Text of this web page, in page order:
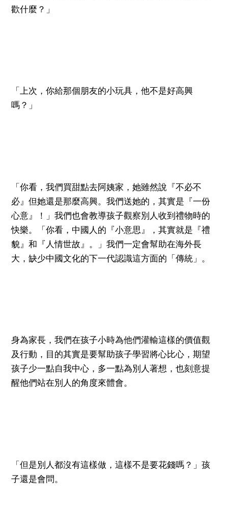
歡什麼？」
「上次，你給那個朋友的小玩具，他不是好高興
嗎？」
「你看，我們買甜點去阿姨家，她雖然說『不必不
必』但她還是那麼高興。我們送她的，其實是『一份
心意』！」我們也會教導孩子觀察別人收到禮物時的
快樂。「你看，中國人的『小意思』，其實就是『禮
貌』和『人情世故』。」我們一定會幫助在海外長
大，缺少中國文化的下一代認識這方面的「傳統」。
身為家長，我們在孩子小時為他們灌輸這樣的價值觀
及行動，目的其實是要幫助孩子學習將心比心，期望
孩子少一點自我中心，多一點為別人著想，也刻意提
醒他們站在別人的角度來體會。
「但是別人都沒有這樣做，這樣不是要花錢嗎？」孩
子還是會問。